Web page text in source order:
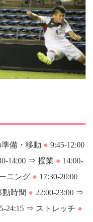
備・移動 ● 9:45-12:00
14:00 ⇒ 授業 ● 14:00-
ニング ● 17:30-20:00
動時間 ● 22:00-23:00 ⇒
24:15 ⇒ ストレッチ ●